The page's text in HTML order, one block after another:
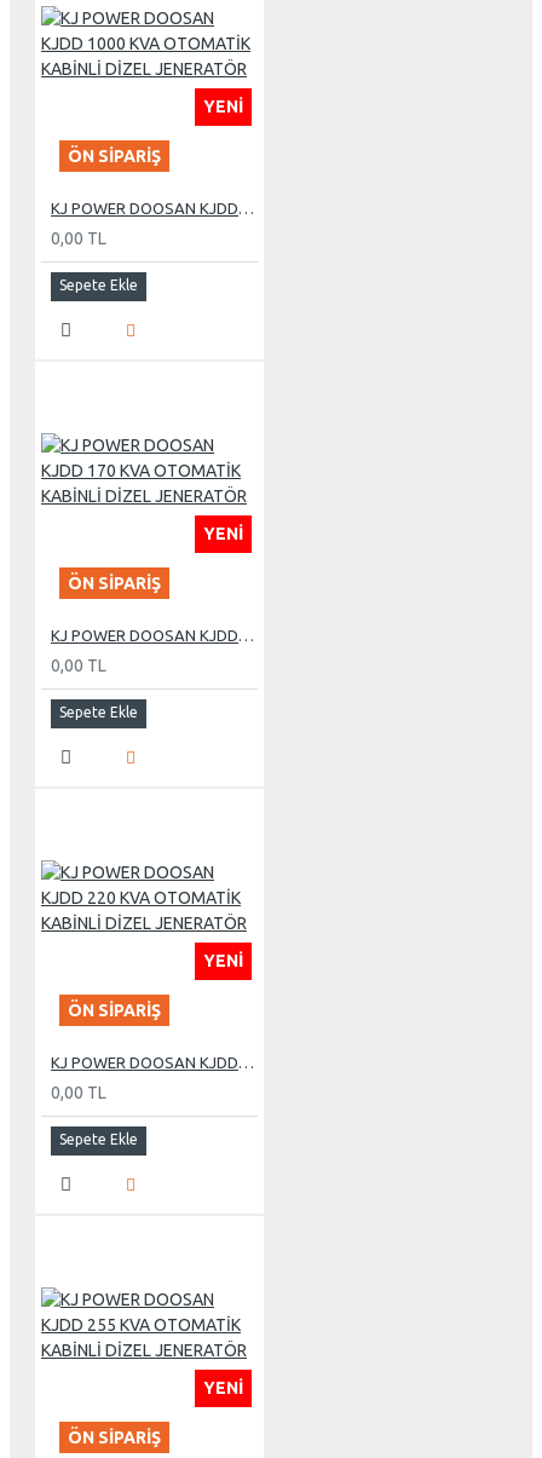
YENI
ÖN SIPARIŞ
KJ POWER DOOSAN KJDD 1000 KVA OTOMATİK KABİNLİ DİZEL JENERATÖR
0,00 TL
Sepete Ekle
YENI
ÖN SIPARIŞ
KJ POWER DOOSAN KJDD 170 KVA OTOMATİK KABİNLİ DİZEL JENERATÖR
0,00 TL
Sepete Ekle
YENI
ÖN SIPARIŞ
KJ POWER DOOSAN KJDD 220 KVA OTOMATİK KABİNLİ DİZEL JENERATÖR
0,00 TL
Sepete Ekle
YENI
ÖN SIPARIŞ